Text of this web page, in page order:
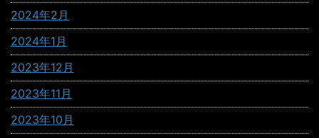
2024年2月
2024年1月
2023年12月
2023年11月
2023年10月